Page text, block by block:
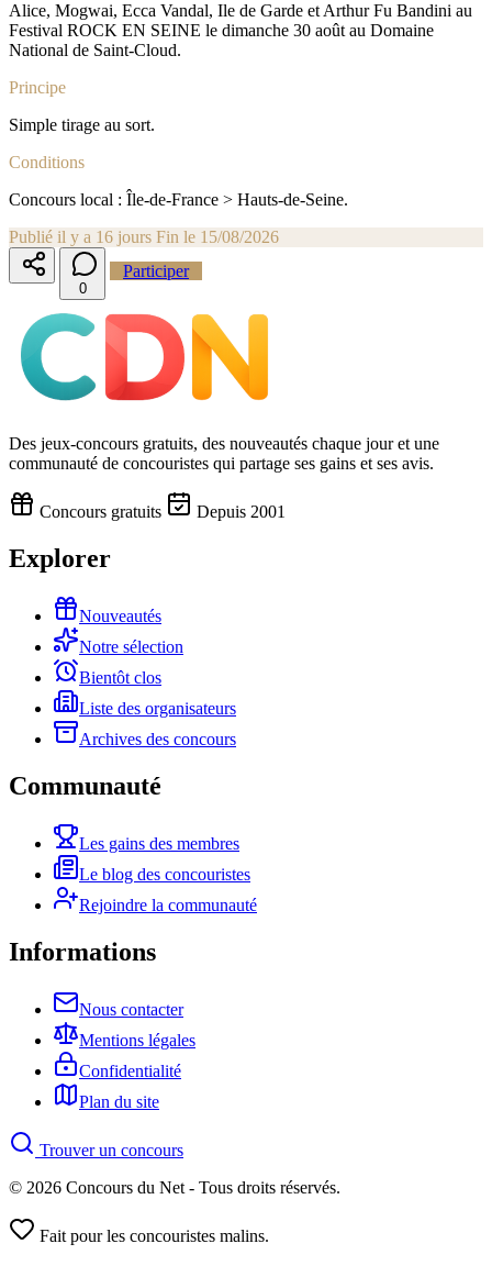
Alice, Mogwai, Ecca Vandal, Ile de Garde et Arthur Fu Bandini au
Festival ROCK EN SEINE le dimanche 30 août au Domaine
National de Saint-Cloud.
Principe
Simple tirage au sort.
Conditions
Concours local : Île-de-France > Hauts-de-Seine.
Publié il y a 16 jours Fin le 15/08/2026
0
Participer
Des jeux-concours gratuits, des nouveautés chaque jour et une
communauté de concouristes qui partage ses gains et ses avis.
Concours gratuits Depuis 2001
Explorer
Nouveautés
Notre sélection
Bientôt clos
Liste des organisateurs
Archives des concours
Communauté
Les gains des membres
Le blog des concouristes
Rejoindre la communauté
Informations
Nous contacter
Mentions légales
Confidentialité
Plan du site
Trouver un concours
© 2026 Concours du Net - Tous droits réservés.
Fait pour les concouristes malins.